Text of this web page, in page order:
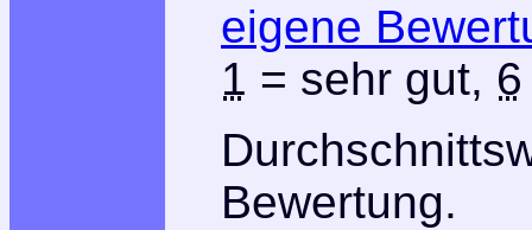
eigene
1 = sehr gut, 6
Bewertung.